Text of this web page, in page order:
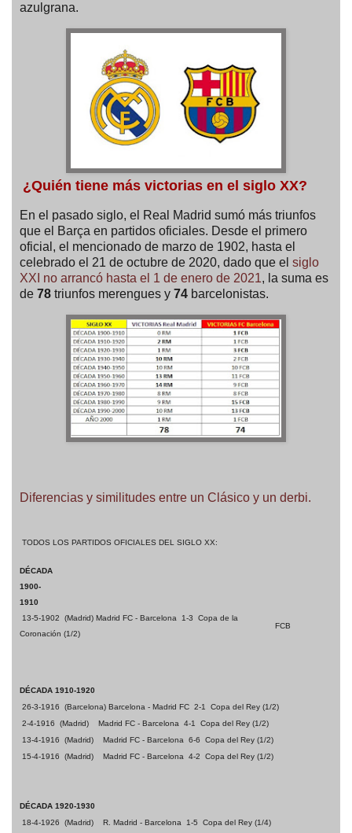
azulgrana.
¿Quién tiene más victorias en el siglo XX?
En el pasado siglo, el Real Madrid sumó más triunfos
que el Barça en partidos oficiales. Desde el primero
oficial, el mencionado de marzo de 1902, hasta el
celebrado el 21 de octubre de 2020, dado que el siglo
XXI no arrancó hasta el 1 de enero de 2021, la suma es
de 78 triunfos merengues y 74 barcelonistas.
Diferencias y similitudes entre un Clásico y un derbi.
TODOS LOS PARTIDOS OFICIALES DEL SIGLO XX:
DÉCADA
1900-
1910
13-5-1902
(Madrid) Madrid FC - Barcelona 1-3
Copa de la
Coronación (1/2)
FCB
DÉCADA 1910-1920
26-3-1916
(Barcelona) Barcelona - Madrid FC 2-1
Copa del Rey (1/2)
2-4-1916
(Madrid) Madrid FC - Barcelona 4-1
Copa del Rey (1/2)
13-4-1916
(Madrid) Madrid FC - Barcelona 6-6
Copa del Rey (1/2)
15-4-1916
(Madrid) Madrid FC - Barcelona 4-2 Copa del Rey (1/2)
DÉCADA 1920-1930
18-4-1926
(Madrid) R. Madrid - Barcelona 1-5
Copa del Rey (1/4)